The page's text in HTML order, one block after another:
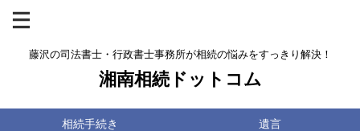
藤沢の司法書士・行政書士事務所が相続の悩みをすっきり解決！
湘南相続ドットコム
相続手続き 遺言